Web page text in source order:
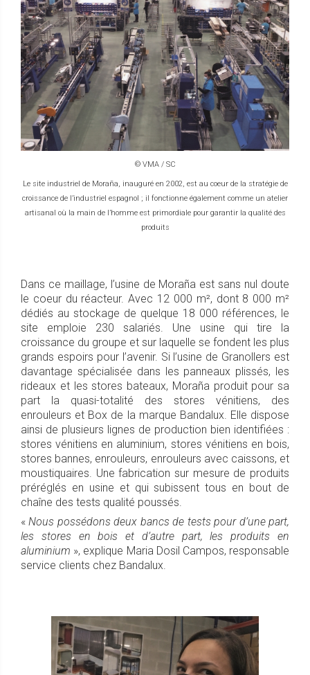
© VMA / SC
Le site industriel de Moraña, inauguré en 2002, est au coeur de la stratégie de
croissance de l’industriel espagnol ; il fonctionne également comme un atelier
artisanal où la main de l’homme est primordiale pour garantir la qualité des
produits
Dans ce maillage, l’usine de Moraña est sans nul doute
le coeur du réacteur. Avec 12 000 m², dont 8 000 m²
dédiés au stockage de quelque 18 000 références, le
site emploie 230 salariés. Une usine qui tire la
croissance du groupe et sur laquelle se fondent les plus
grands espoirs pour l’avenir. Si l’usine de Granollers est
davantage spécialisée dans les panneaux plissés, les
rideaux et les stores bateaux, Moraña produit pour sa
part la quasi-totalité des stores vénitiens, des
enrouleurs et Box de la marque Bandalux. Elle dispose
ainsi de plusieurs lignes de production bien identifiées :
stores vénitiens en aluminium, stores vénitiens en bois,
stores bannes, enrouleurs, enrouleurs avec caissons, et
moustiquaires. Une fabrication sur mesure de produits
préréglés en usine et qui subissent tous en bout de
chaîne des tests qualité poussés.
«Nous possédons deux bancs de tests pour d’une part,
les stores en bois et d’autre part, les produits en
aluminium », explique Maria Dosil Campos, responsable
service clients chez Bandalux.